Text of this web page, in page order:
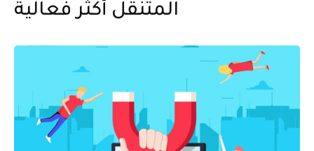
المتنقل أكثر فعالية